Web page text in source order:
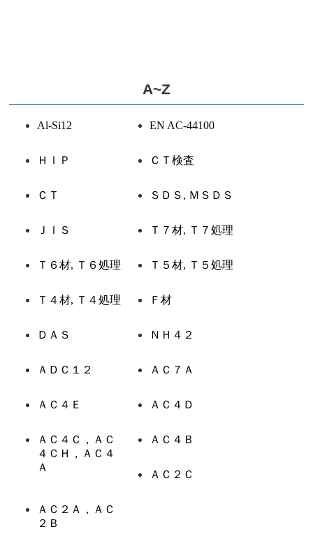
A~Z
Al-Si12 EN AC-44100
ＨＩＰ ＣＴ検査
ＣＴ ＳＤＳ, ＭＳＤＳ
ＪＩＳ Ｔ７材, Ｔ７処理
Ｔ６材, Ｔ６処理 Ｔ５材, Ｔ５処理
Ｔ４材, Ｔ４処理 Ｆ材
ＤＡＳ ＮＨ４２
ＡＤＣ１２ ＡＣ７Ａ
ＡＣ４Ｅ ＡＣ４Ｄ
ＡＣ４Ｃ，ＡＣ
４ＣＨ，ＡＣ４
Ａ
ＡＣ４Ｂ
ＡＣ２Ｃ
ＡＣ２Ａ，ＡＣ
２Ｂ